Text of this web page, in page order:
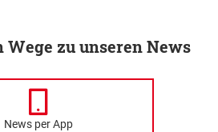
Wege zu unseren News
News per App